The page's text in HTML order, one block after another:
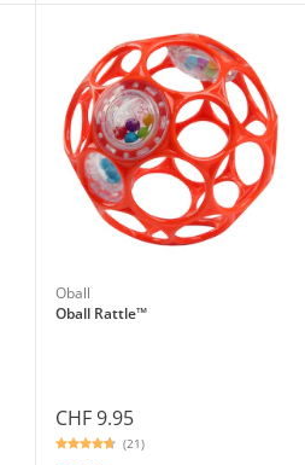
Oball
Oball Rattle™
CHF 9.95
(21)